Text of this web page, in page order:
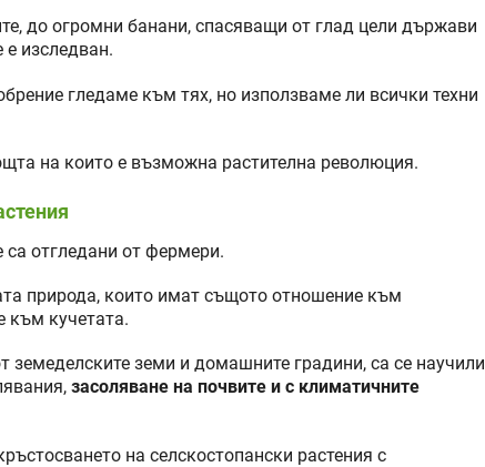
до огромни банани, спасяващи от глад цели държави
е изследван.
гледаме към тях, но използваме ли всички техни
на които е възможна растителна революция.
са отгледани от фермери.
природа, които имат същото отношение към
към кучетата.
земеделските земи и домашните градини, са се научили
засоляване на почвите и с климатичните
на селскостопански растения с